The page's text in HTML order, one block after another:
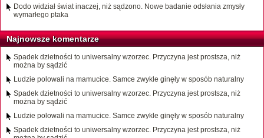
Dodo widział świat inaczej, niż sądzono. Nowe badanie odsłania zmysły
wymarłego ptaka
Najnowsze komentarze
Spadek dzietności to uniwersalny wzorzec. Przyczyna jest prostsza, niż
można by sądzić
Ludzie polowali na mamucice. Samce zwykle ginęły w sposób naturalny
Spadek dzietności to uniwersalny wzorzec. Przyczyna jest prostsza, niż
można by sądzić
Ludzie polowali na mamucice. Samce zwykle ginęły w sposób naturalny
Spadek dzietności to uniwersalny wzorzec. Przyczyna jest prostsza, niż